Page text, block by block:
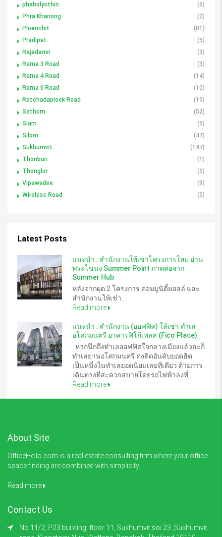
phaholyothin
(6)
Phra Khanong
(2)
Ploenchit
(81)
Pradipat
(5)
Rajadamri
(3)
Rama 3 Road
(3)
Rama 4 Road
(14)
Rama 9 Road
(10)
Ratchadapisek Road
(19)
Sathorn
(52)
Siam
(5)
Silom
(47)
Sukhumvit
(147)
Thonburi
(1)
Thonglor
(5)
Vipawadee
(9)
Wireless Road
(5)
Latest Posts
แนะนำ : สำนักงานให้เช่าโครงการใหม่ ย่าน
พระโขนง Summer Point ภาคต่อจาก
Summer Hub
หลังจากผุด 2 โครงการ คอมมูนิตี้มอลล์ และ
สำนักงานให้เช่า...
Read more
แนะนำ : สำนักงาน (ออฟฟิศ) ให้เช่า ทำเล
อโศกมนตรี อาคารฟิโก้เพลส (Fico Place)
หากนึกถึงทำเลออฟฟิศใจกลางเมืองแล้วละก็
ทำเลย่านอโศกมนตรี คงติดอันดับยอดฮิต
เป็นหนึ่งในทำเลยอดนิยมเลยทีเดียว ด้วยการ
เดินทางที่สะดวกสบายโดยรถไฟฟ้าลงที่...
Read more
About Site
OfficeHello.com is a real estate consulting firm where your office
space finding are combined with simplicity.
Read more
Contact Us
No.11/2, P23 building, floor 11, Sukhumvit soi 23 ,Sukhumvit